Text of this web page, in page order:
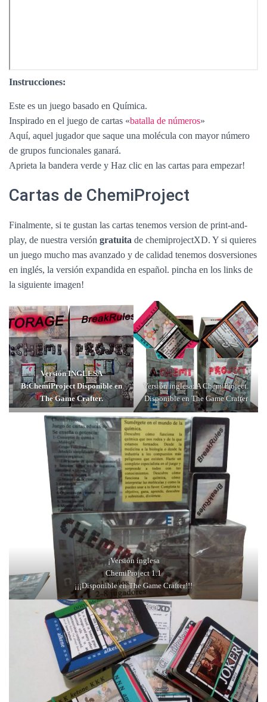
Instrucciones:
Este es un juego basado en Química.
Inspirado en el juego de cartas «batalla de números»
Aquí, aquel jugador que saque una molécula con mayor número
de grupos funcionales ganará.
Aprieta la bandera verde y Haz clic en las cartas para empezar!
Cartas de ChemiProject
Finalmente, si te gustan las cartas tenemos version de print-and-
play, de nuestra versión gratuita de chemiprojectXD. Y si quieres
un juego mucho mas avanzado y de calidad tenemos dosversiones
en inglés, la versión expandida en español. pincha en los links de
la siguiente imagen!
Versión INGLESA
B:ChemiProject Disponible en
The Game Crafter.
Versión inglesa: A ChemiProject.
Disponible en The Game Crafter
¡Versión inglesa
ChemiProject 1.1
¡¡¡Disponible en The Game Crafter!!!